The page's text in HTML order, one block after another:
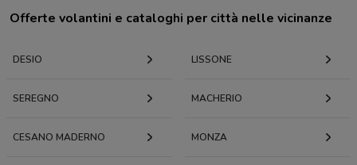
Offerte volantini e cataloghi per città nelle vicinanze
DESIO LISSONE
SEREGNO MACHERIO
CESANO MADERNO MONZA